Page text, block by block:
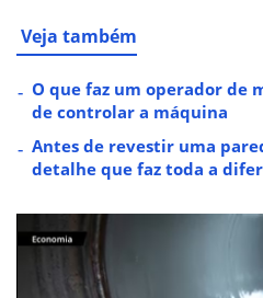
Veja também
O que faz um operador de
de controlar a máquina
Antes de revestir uma
detalhe que faz toda a